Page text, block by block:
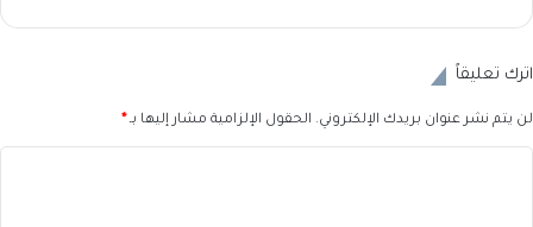
اترك تعليقاً
لن يتم نشر عنوان بريدك الإلكتروني. الحقول الإلزامية مشار إليها بـ*